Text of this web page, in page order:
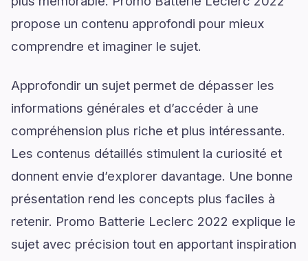
propose un contenu approfondi pour mieux
comprendre et imaginer le sujet.
Approfondir un sujet permet de dépasser les
informations générales et d’accéder à une
compréhension plus riche et plus intéressante.
Les contenus détaillés stimulent la curiosité et
donnent envie d’explorer davantage. Une bonne
présentation rend les concepts plus faciles à
retenir. Promo Batterie Leclerc 2022 explique le
sujet avec précision tout en apportant inspiration